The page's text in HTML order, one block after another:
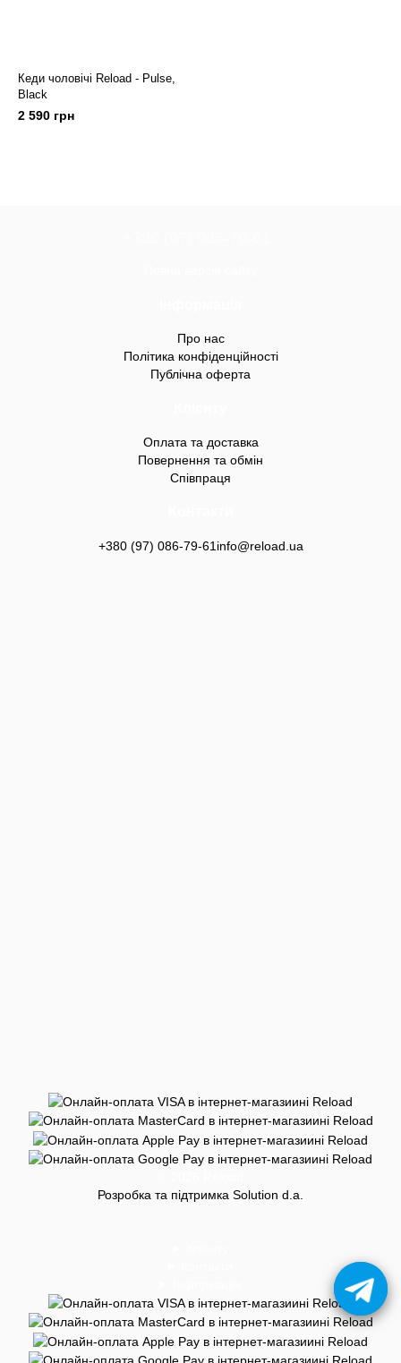
Кеди чоловічі Reload - Pulse,
Black
2 590 грн
Про нас
Політика конфіденційності
Публічна оферта
Оплата та доставка
Повернення та обмін
Співпраця
+380 (97) 086-79-61 info@reload.ua
Розробка та підтримка Solution d.a.